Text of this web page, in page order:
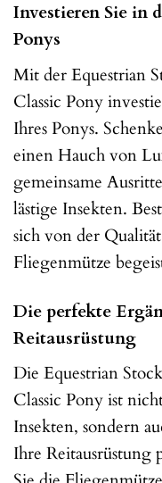
Investieren Sie in
Ponys
Mit der Equestrian
Classic Pony
Ihres Ponys.
einen Hauch von
gemeinsame
lästige Insekten.
sich von der
Fliegenmütze
Die perfekte
Reitausrüstung
Die Equestrian
Classic Pony ist
Insekten, sondern
Ihre